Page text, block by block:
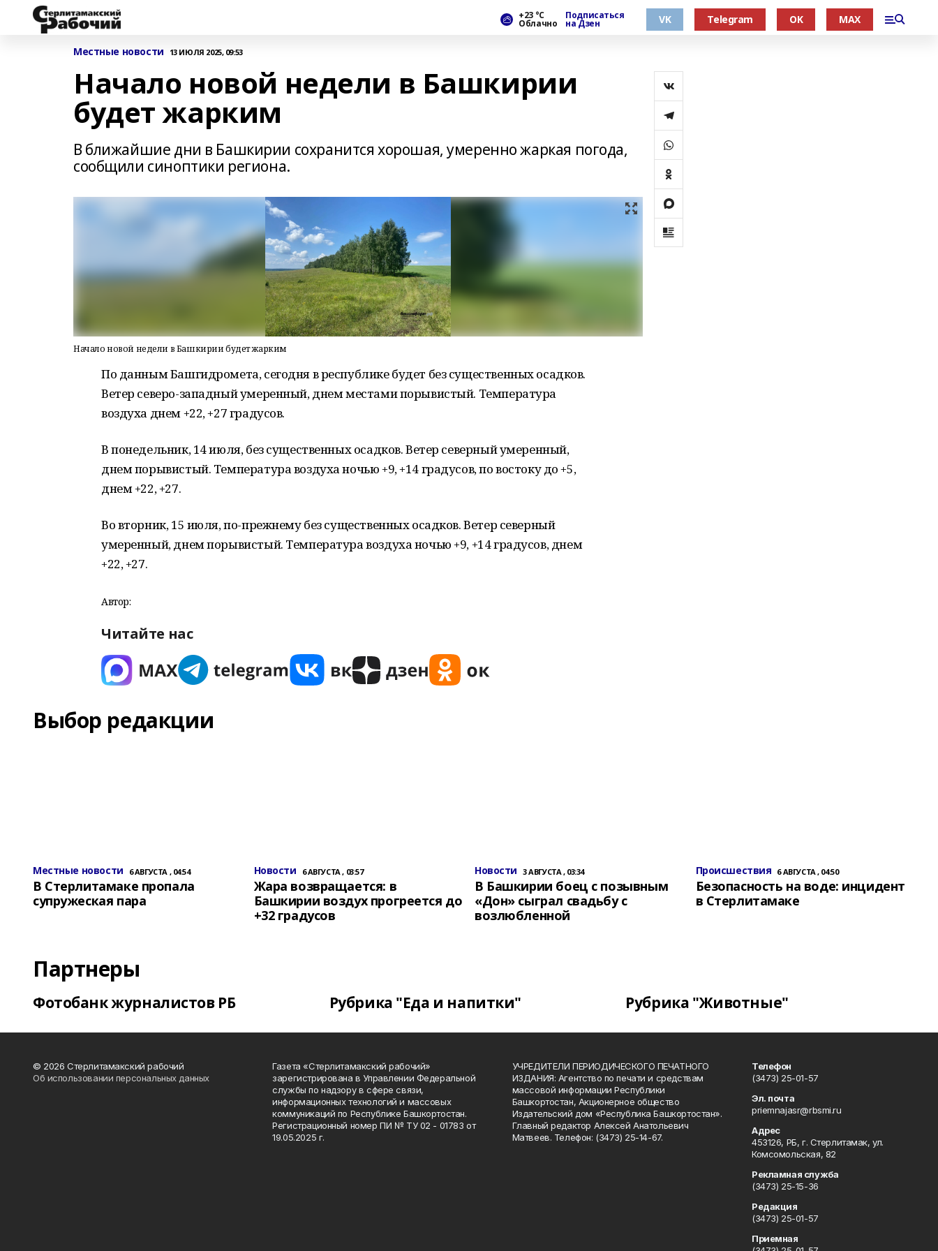
+23 °С
Облачно
Подписаться
на Дзен VK Telegram OK MAX
Местные новости 13 ИЮЛЯ 2025, 09:53
Начало новой недели в Башкирии
будет жарким
В ближайшие дни в Башкирии сохранится хорошая, умеренно жаркая погода,
сообщили синоптики региона.
Начало новой недели в Башкирии будет жарким
По данным Башгидромета, сегодня в республике будет без существенных осадков.
Ветер северо-западный умеренный, днем местами порывистый. Температура
воздуха днем +22, +27 градусов.
В понедельник, 14 июля, без существенных осадков. Ветер северный умеренный,
днем порывистый. Температура воздуха ночью +9, +14 градусов, по востоку до +5,
днем +22, +27.
Во вторник, 15 июля, по-прежнему без существенных осадков. Ветер северный
умеренный, днем порывистый. Температура воздуха ночью +9, +14 градусов, днем
+22, +27.
Автор:
Читайте нас
Выбор редакции
Местные новости 6 АВГУСТА , 04:54
В Стерлитамаке пропала
супружеская пара
Новости 6 АВГУСТА , 03:57
Жара возвращается: в
Башкирии воздух прогреется до
+32 градусов
Новости 3 АВГУСТА , 03:34
В Башкирии боец с позывным
«Дон» сыграл свадьбу с
возлюбленной
Происшествия 6 АВГУСТА , 04:50
Безопасность на воде: инцидент
в Стерлитамаке
Партнеры
Фотобанк журналистов РБ Рубрика "Еда и напитки" Рубрика "Животные"
© 2026 Стерлитамакский рабочий
Об использовании персональных данных
Газета «Стерлитамакский рабочий»
зарегистрирована в Управлении Федеральной
службы по надзору в сфере связи,
информационных технологий и массовых
коммуникаций по Республике Башкортостан.
Регистрационный номер ПИ № ТУ 02 - 01783 от
19.05.2025 г.
УЧРЕДИТЕЛИ ПЕРИОДИЧЕСКОГО ПЕЧАТНОГО
ИЗДАНИЯ: Агентство по печати и средствам
массовой информации Республики
Башкортостан, Акционерное общество
Издательский дом «Республика Башкортостан».
Главный редактор Алексей Анатольевич
Матвеев. Телефон: (3473) 25-14-67.
Телефон
(3473) 25-01-57
Эл. почта
priemnajasr@rbsmi.ru
Адрес
453126, РБ, г. Стерлитамак, ул.
Комсомольская, 82
Рекламная служба
(3473) 25-15-36
Редакция
(3473) 25-01-57
Приемная